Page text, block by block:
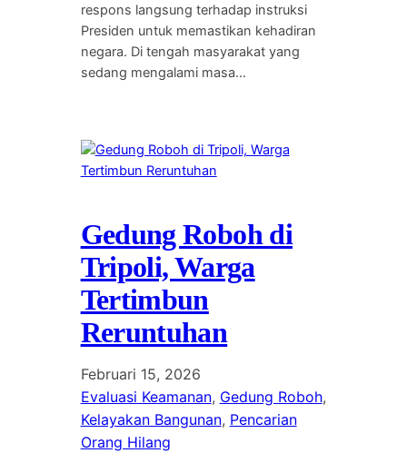
respons langsung terhadap instruksi
Presiden untuk memastikan kehadiran
negara. Di tengah masyarakat yang
sedang mengalami masa…
Gedung Roboh di
Tripoli, Warga
Tertimbun
Reruntuhan
Februari 15, 2026
Evaluasi Keamanan, Gedung Roboh
Kelayakan Bangunan, Pencarian
Orang Hilang